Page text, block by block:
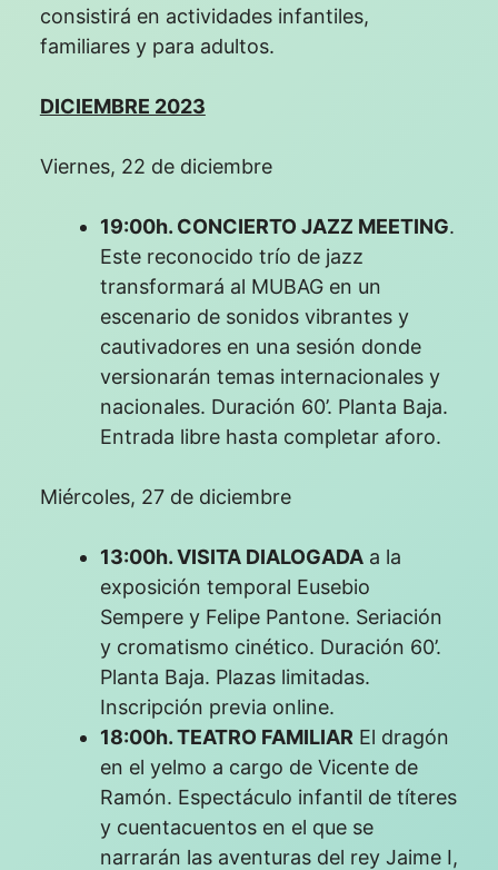
consistirá en actividades infantiles,
familiares y para adultos.
DICIEMBRE 2023
Viernes, 22 de diciembre
19:00h. CONCIERTO JAZZ MEETING.
Este reconocido trío de jazz
transformará al MUBAG en un
escenario de sonidos vibrantes y
cautivadores en una sesión donde
versionarán temas internacionales y
nacionales. Duración 60’. Planta Baja.
Entrada libre hasta completar aforo.
Miércoles, 27 de diciembre
13:00h. VISITA DIALOGADAa la
exposición temporal Eusebio
Sempere y Felipe Pantone. Seriación
y cromatismo cinético. Duración 60’.
Planta Baja. Plazas limitadas.
Inscripción previa online.
18:00h. TEATRO FAMILIAR El dragón
en el yelmo a cargo de Vicente de
Ramón. Espectáculo infantil de títeres
y cuentacuentos en el que se
narrarán las aventuras del rey Jaime I,